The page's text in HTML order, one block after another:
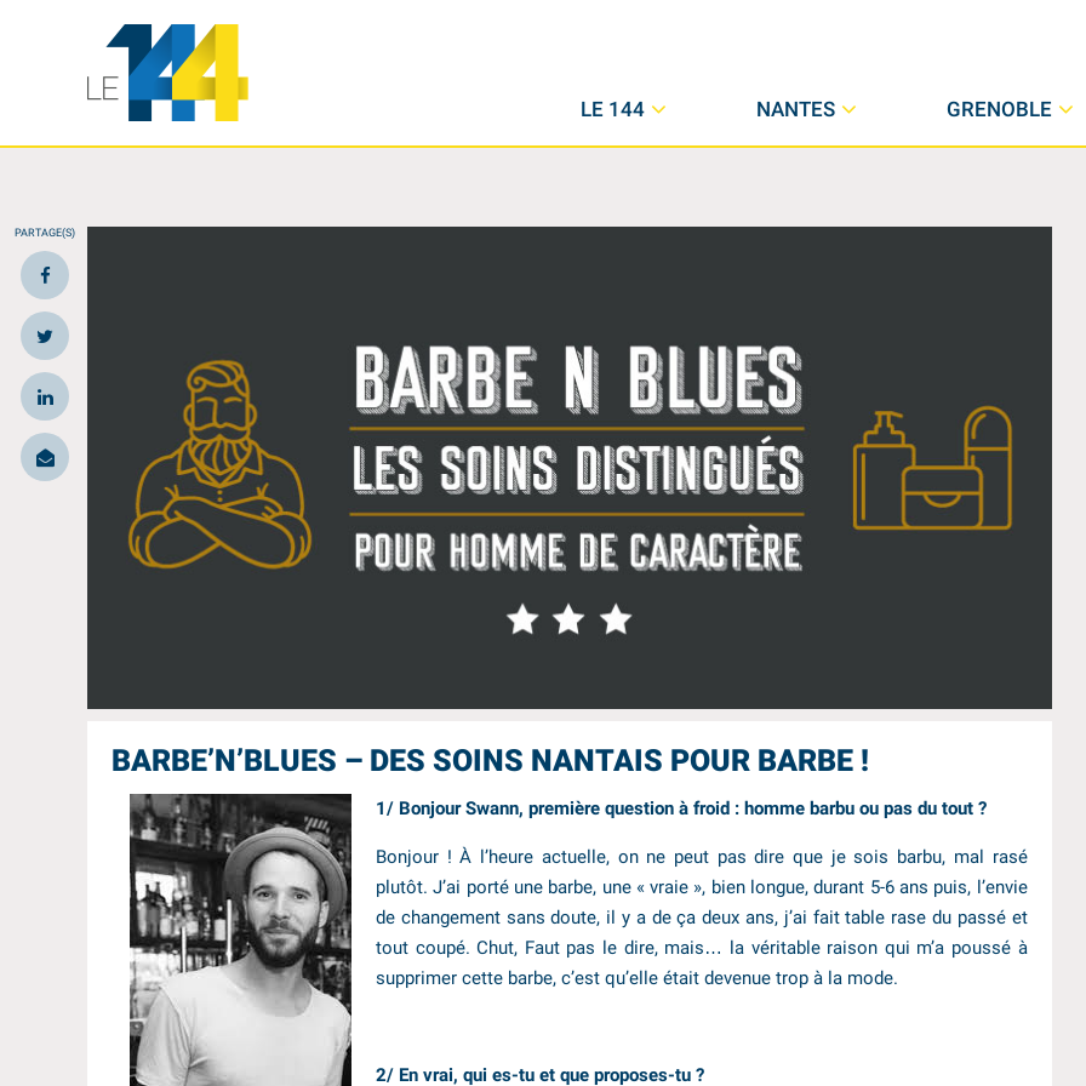
LE 144 NANTES GRENOBLE
PARTAGE(S)
BARBE’N’BLUES – DES SOINS NANTAIS POUR BARBE !
1/ Bonjour Swann, première question à froid : homme barbu ou pas du tout ?
Bonjour ! À l’heure actuelle, on ne peut pas dire que je sois barbu, mal rasé
plutôt. J’ai porté une barbe, une « vraie », bien longue, durant 5-6 ans puis, l’envie
de changement sans doute, il y a de ça deux ans, j’ai fait table rase du passé et
tout coupé. Chut, Faut pas le dire, mais… la véritable raison qui m’a poussé à
supprimer cette barbe, c’est qu’elle était devenue trop à la mode.
2/ En vrai, qui es-tu et que proposes-tu ?